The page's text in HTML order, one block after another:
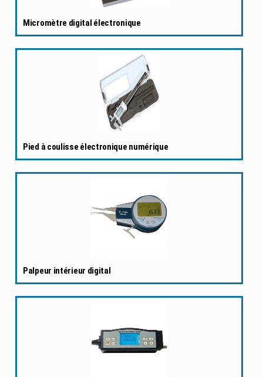
Micromètre digital électronique
Pied à coulisse électronique numérique
Palpeur intérieur digital